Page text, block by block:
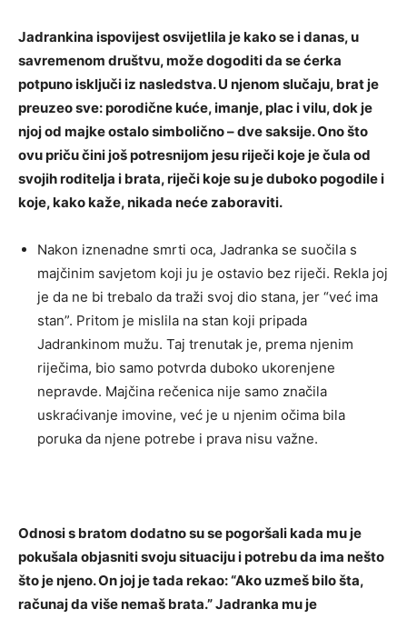
Jadrankina ispovijest osvijetlila je kako se i danas, u
savremenom društvu, može dogoditi da se ćerka
potpuno isključi iz nasledstva. U njenom slučaju, brat je
preuzeo sve: porodične kuće, imanje, plac i vilu, dok je
njoj od majke ostalo simbolično – dve saksije. Ono što
ovu priču čini još potresnijom jesu riječi koje je čula od
svojih roditelja i brata, riječi koje su je duboko pogodile i
koje, kako kaže, nikada neće zaboraviti.
Nakon iznenadne smrti oca, Jadranka se suočila s
majčinim savjetom koji ju je ostavio bez riječi. Rekla joj
je da ne bi trebalo da traži svoj dio stana, jer “već ima
stan”. Pritom je mislila na stan koji pripada
Jadrankinom mužu. Taj trenutak je, prema njenim
riječima, bio samo potvrda duboko ukorenjene
nepravde. Majčina rečenica nije samo značila
uskraćivanje imovine, već je u njenim očima bila
poruka da njene potrebe i prava nisu važne.
Odnosi s bratom dodatno su se pogoršali kada mu je
pokušala objasniti svoju situaciju i potrebu da ima nešto
što je njeno. On joj je tada rekao: “Ako uzmeš bilo šta,
računaj da više nemaš brata.” Jadranka mu je